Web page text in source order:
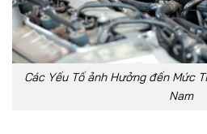
Các Yếu Tố ảnh Hưởng đến Mức
Nam